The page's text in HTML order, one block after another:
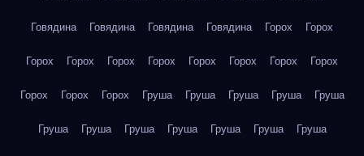
Говядина Говядина Говядина Говядина Горох Горох
Горох Горох Горох Горох Горох Горох Горох Горох
Горох Горох Горох Груша Груша Груша Груша Груша
Груша Груша Груша Груша Груша Груша Груша